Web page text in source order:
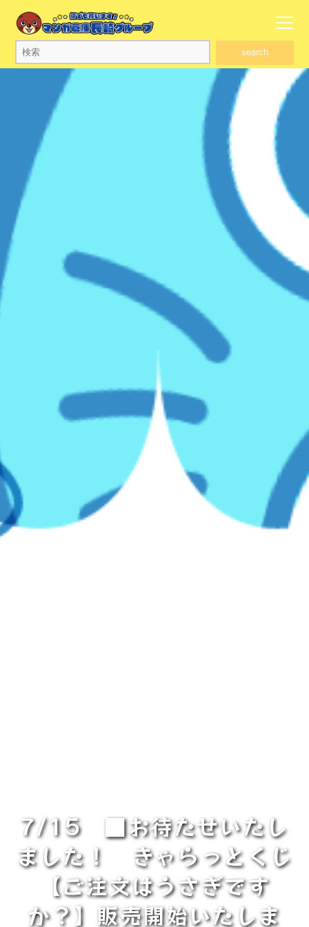
search
7/15 ■お待たせいたし
ました！ きゃらっとくじ
【ご注文はうさぎです
か？】販売開始いたしま